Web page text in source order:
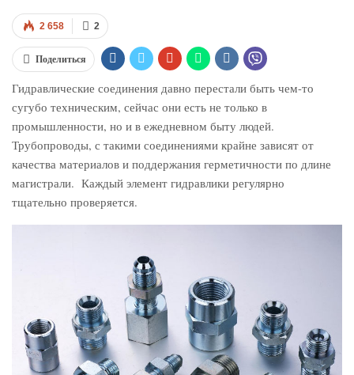
2
2 658
Поделиться
Гидравлические соединения давно перестали быть чем-то
сугубо техническим, сейчас они есть не только в
промышленности, но и в ежедневном быту людей.
Трубопроводы, с такими соединениями крайне зависят от
качества материалов и поддержания герметичности по длине
магистрали. Каждый элемент гидравлики регулярно
тщательно проверяется.